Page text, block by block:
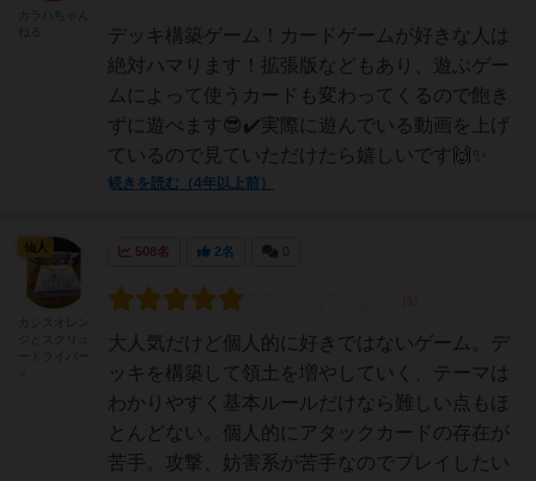
デッキ構築ゲーム！カードゲームが好きな人は
絶対ハマります！拡張版などもあり、遊ぶゲー
ムによって使うカードも変わってくるので飽き
ずに遊べます😎✔️実際に遊んでいる動画を上げ
ているので見ていただけたら嬉しいです🙌✨
続きを読む（4年以上前）
508名 2名
大人気だけど個人的に好きではないゲーム。デ
ッキを構築して領土を増やしていく、テーマは
わかりやすく基本ルールだけなら難しい点もほ
とんどない。個人的にアタックカードの存在が
苦手。攻撃、妨害系が苦手なのでプレイしたい
仙人